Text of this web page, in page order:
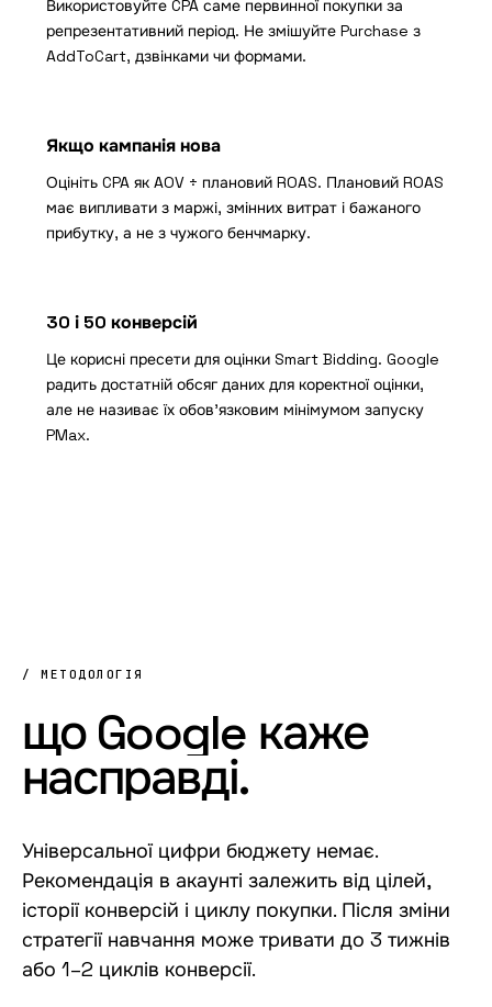
Використовуйте CPA саме первинної покупки за
репрезентативний період. Не змішуйте Purchase з
AddToCart, дзвінками чи формами.
Якщо кампанія нова
Оцініть CPA як AOV ÷ плановий ROAS. Плановий ROAS
має випливати з маржі, змінних витрат і бажаного
прибутку, а не з чужого бенчмарку.
30 і 50 конверсій
Це корисні пресети для оцінки Smart Bidding. Google
радить достатній обсяг даних для коректної оцінки,
але не називає їх обовʼязковим мінімумом запуску
PMax.
/ МЕТОДОЛОГІЯ
що Google каже
насправді.
Універсальної цифри бюджету немає.
Рекомендація в акаунті залежить від цілей,
історії конверсій і циклу покупки. Після зміни
стратегії навчання може тривати до 3 тижнів
або 1–2 циклів конверсії.